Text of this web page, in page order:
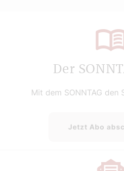
Der
Mit dem SONNTAG den
Jetzt Abo